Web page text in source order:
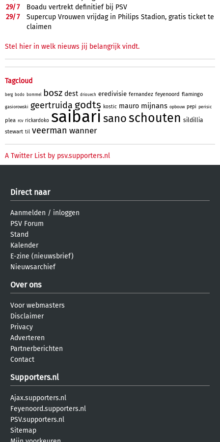
29/7
Boadu vertrekt definitief bij PSV
29/7
Supercup Vrouwen vrijdag in Philips Stadion, gratis ticket te
claimen
Stel hier in welk nieuws jij belangrijk vindt.
Tagcloud
berg bodo bommel bosz dest driouech eredivisie fernandez feyenoord flamingo
gasiorowski geertruida godts kostic mauro mijnans opbouw pepi perisic
plea rcv rickardoko saibari sanoschouten sildillia
stewart til veerman wanner
A Twitter List by psv.supporters.nl
Direct naar
Aanmelden / inloggen
PSV Forum
Stand
Kalender
E-zine (nieuwsbrief)
Nieuwsarchief
Over ons
Voor webmasters
Disclaimer
Privacy
Adverteren
Partnerberichten
Contact
Supporters.nl
Ajax.supporters.nl
Feyenoord.supporters.nl
PSV.supporters.nl
Sitemap